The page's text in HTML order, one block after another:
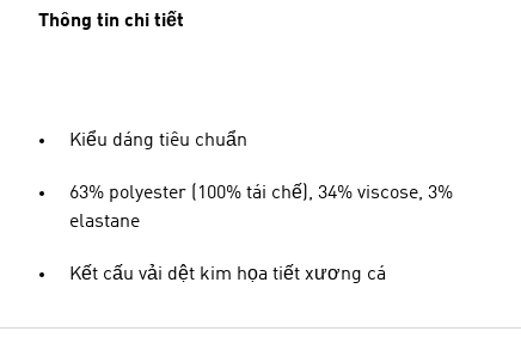
Thông tin chi tiết
Kiểu dáng tiêu chuẩn
63% polyester (100% tái chế), 34% viscose, 3%
elastane
Kết cấu vải dệt kim họa tiết xương cá